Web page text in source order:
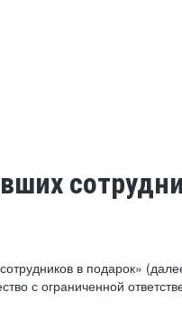
в подарок»
с ограниченной